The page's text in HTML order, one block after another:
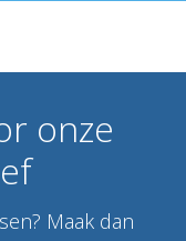
onze
Maak dan